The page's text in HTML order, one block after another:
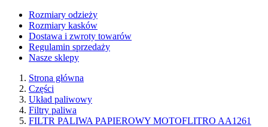
Rozmiary odzieży
Rozmiary kasków
Dostawa i zwroty towarów
Regulamin sprzedaży
Nasze sklepy
Strona główna
Części
Układ paliwowy
Filtry paliwa
FILTR PALIWA PAPIEROWY MOTOFLITRO AA1261